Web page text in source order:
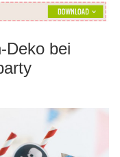
Deko bei